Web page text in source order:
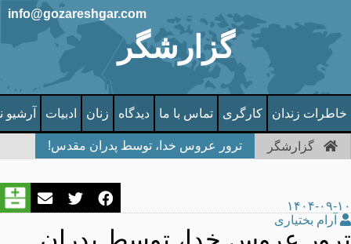
گزارشگر
info@gozareshgar.com
خاطرات زندان کارگری تماس با ما دیدگاه زنان ادبیات آرشیو
گزارشگر ترور عروس خدا، توسط پدران مقدس!
۱۴۰۴-۰۹-۱۰
آرام بختیاری